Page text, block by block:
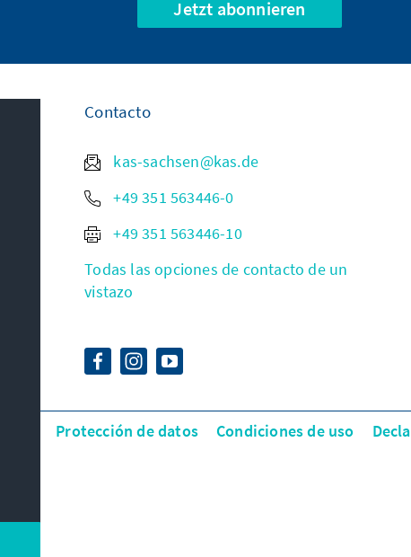
Jetzt abonnieren
Contacto
kas-sachsen@kas.de
+49 351 563446-0
+49 351 563446-10
Todas las opciones de contacto de un
vistazo
Protección de datos Condiciones de uso